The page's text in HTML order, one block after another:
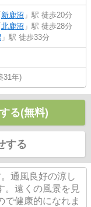
新鹿沼 」駅 徒歩20分
北鹿沼 」駅 徒歩28分
」駅 徒歩33分
31年)
る(無料)
する
通風良好の涼し
。遠くの風景を見
で健康的になれま